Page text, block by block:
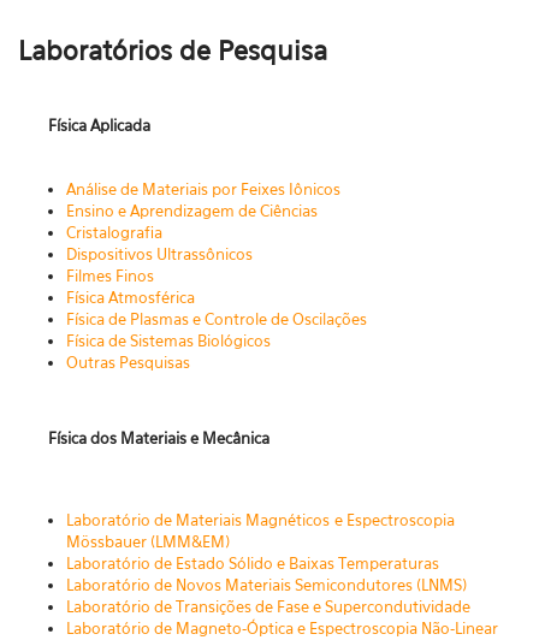
Laboratórios de Pesquisa
Física Aplicada
Análise de Materiais por Feixes Iônicos
Ensino e Aprendizagem de Ciências
Cristalografia
Dispositivos Ultrassônicos
Filmes Finos
Física Atmosférica
Físicade Plasmas e Controle de Oscilações
Física de Sistemas Biológicos
Outras Pesquisas
Física dos Materiais e Mecânica
Laboratório de Materiais Magnéticos e Espectroscopia
Mössbauer (LMM&EM)
Laboratório de Estado Sólido e Baixas Temperaturas
Laboratório de Novos Materiais Semicondutores (LNMS)
Laboratório de Transições de Fase e Supercondutividade
Laboratório de Magneto-Óptica e Espectroscopia Não-Linear